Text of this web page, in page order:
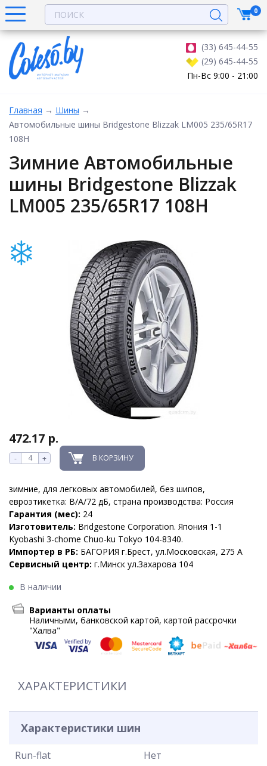
(33) 645-44-55
(29) 645-44-55
Пн-Вс 9:00 - 21:00
0
Главная → Шины →
Автомобильные шины Bridgestone Blizzak LM005 235/65R17
108H
Зимние Автомобильные
шины Bridgestone Blizzak
LM005 235/65R17 108H
472.17 р.
- + В КОРЗИНУ
зимние, для легковых автомобилей, без шипов,
евроэтикетка: B/A/72 дБ, страна производства: Россия
Гарантия (мес): 24
Изготовитель: Bridgestone Corporation. Япония 1-1
Kyobashi 3-chome Chuo-ku Tokyo 104-8340.
Импортер в РБ: БАГОРИЯ г.Брест, ул.Московская, 275 А
Сервисный центр: г.Минск ул.Захарова 104
В наличии
Варианты оплаты
Наличными, банковской картой, картой рассрочки
"Халва"
ХАРАКТЕРИСТИКИ
Характеристики шин
Run-flat
Нет